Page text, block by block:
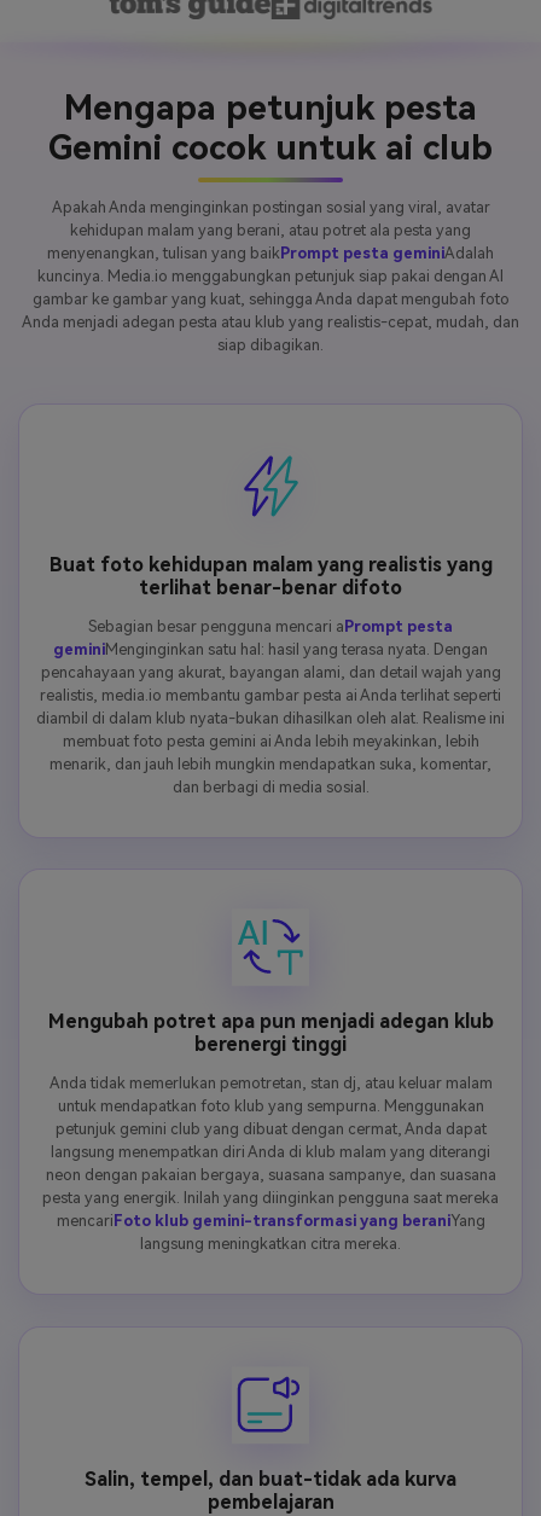
Mengapa petunjuk pesta
Gemini cocok untuk ai club
Apakah Anda menginginkan postingan sosial yang viral, avatar
kehidupan malam yang berani, atau potret ala pesta yang
menyenangkan, tulisan yang baik Prompt pesta geminiAdalah
kuncinya. Media.io menggabungkan petunjuk siap pakai dengan AI
gambar ke gambar yang kuat, sehingga Anda dapat mengubah foto
Anda menjadi adegan pesta atau klub yang realistis-cepat, mudah, dan
siap dibagikan.
Buat foto kehidupan malam yang realistis yang
terlihat benar-benar difoto
Sebagian besar pengguna mencari aPrompt pesta
geminiMenginginkan satu hal: hasil yang terasa nyata. Dengan
pencahayaan yang akurat, bayangan alami, dan detail wajah yang
realistis, media.io membantu gambar pesta ai Anda terlihat seperti
diambil di dalam klub nyata-bukan dihasilkan oleh alat. Realisme ini
membuat foto pesta gemini ai Anda lebih meyakinkan, lebih
menarik, dan jauh lebih mungkin mendapatkan suka, komentar,
dan berbagi di media sosial.
Mengubah potret apa pun menjadi adegan klub
berenergi tinggi
Anda tidak memerlukan pemotretan, stan dj, atau keluar malam
untuk mendapatkan foto klub yang sempurna. Menggunakan
petunjuk gemini club yang dibuat dengan cermat, Anda dapat
langsung menempatkan diri Anda di klub malam yang diterangi
neon dengan pakaian bergaya, suasana sampanye, dan suasana
pesta yang energik. Inilah yang diinginkan pengguna saat mereka
mencari Foto klub gemini-transformasi yang beraniYang
langsung meningkatkan citra mereka.
Salin, tempel, dan buat-tidak ada kurva
pembelajaran